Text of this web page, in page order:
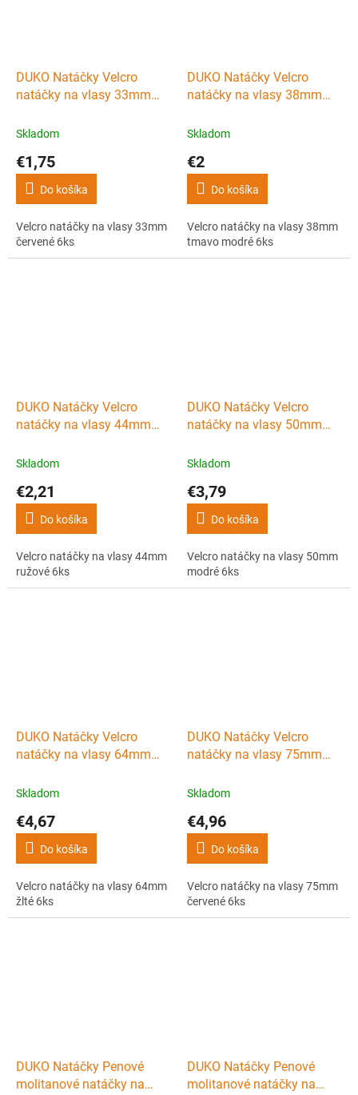
DUKO Natáčky Velcro
natáčky na vlasy 33mm
Skladom
€1,75
Do košíka
Velcro natáčky na vlasy 33mm
červené 6ks
DUKO Natáčky Velcro
natáčky na vlasy 38mm
Skladom
€2
Do košíka
Velcro natáčky na vlasy 38mm
tmavo modré 6ks
DUKO Natáčky Velcro
natáčky na vlasy 44mm
Skladom
€2,21
Do košíka
Velcro natáčky na vlasy 44mm
ružové 6ks
DUKO Natáčky Velcro
natáčky na vlasy 50mm
Skladom
€3,79
Do košíka
Velcro natáčky na vlasy 50mm
modré 6ks
DUKO Natáčky Velcro
natáčky na vlasy 64mm
Skladom
€4,67
Do košíka
Velcro natáčky na vlasy 64mm
žlté 6ks
DUKO Natáčky Velcro
natáčky na vlasy 75mm
Skladom
€4,96
Do košíka
Velcro natáčky na vlasy 75mm
červené 6ks
DUKO Natáčky Penové
molitanové natáčky na
DUKO Natáčky Penové
molitanové natáčky na